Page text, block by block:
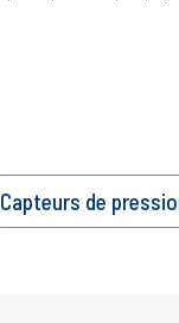
Capteurs de